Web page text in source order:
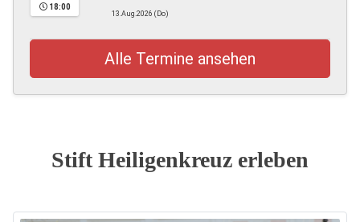
18:00
13.Aug.2026 (Do)
Alle Termine ansehen
Stift Heiligenkreuz erleben